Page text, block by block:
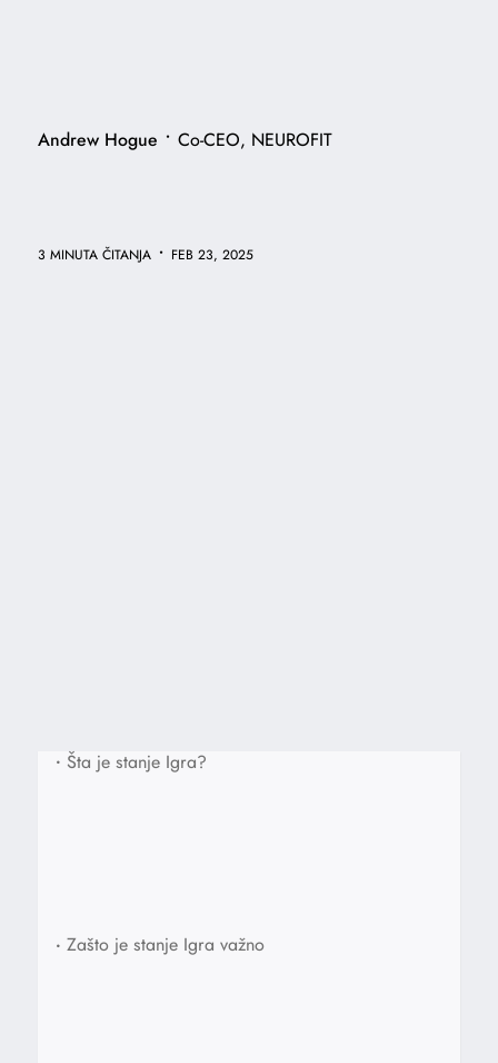
Andrew Hogue • Co-CEO, NEUROFIT
3 MINUTA ČITANJA • FEB 23, 2025
• Šta je stanje Igra?
• Zašto je stanje Igra važno